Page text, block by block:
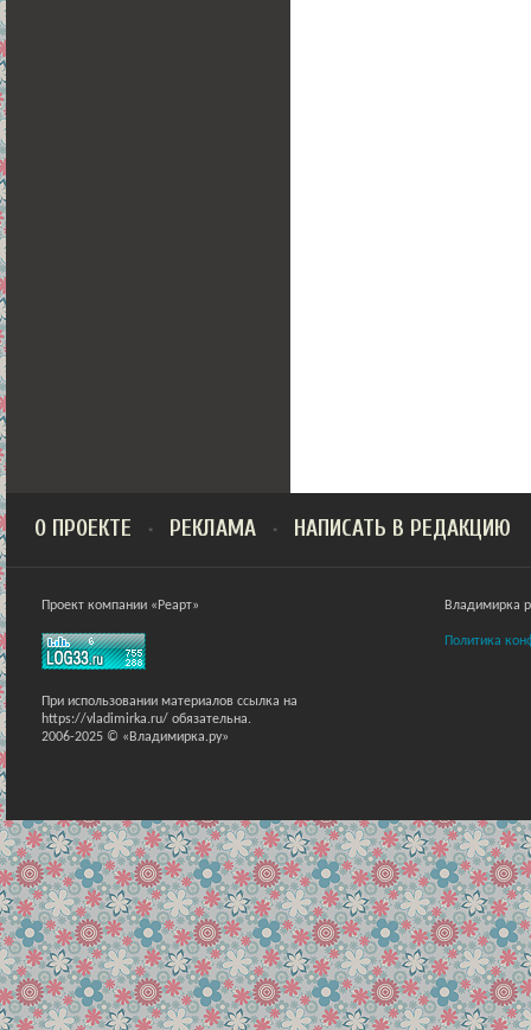
О ПРОЕКТЕ РЕКЛАМА НАПИСАТЬ В РЕДАКЦИЮ
Проект компании «Реарт»
При использовании материалов ссылка на
https://vladimirka.ru/ обязательна.
2006-2025 © «Владимирка.ру»
Владимирка
Политика